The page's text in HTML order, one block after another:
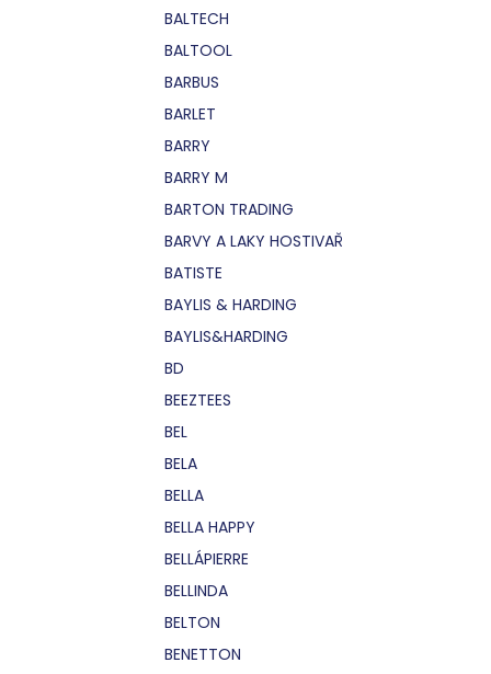
BALTECH
BALTOOL
BARBUS
BARLET
BARRY
BARRY M
BARTON TRADING
BARVY A LAKY HOSTIVAŘ
BATISTE
BAYLIS & HARDING
BAYLIS&HARDING
BD
BEEZTEES
BEL
BELA
BELLA
BELLA HAPPY
BELLÁPIERRE
BELLINDA
BELTON
BENETTON